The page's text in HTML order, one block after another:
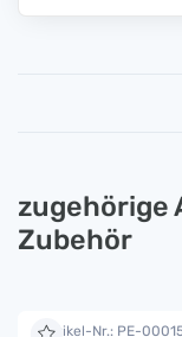
zugehörige
Zubehör
Artikel-Nr.: PE-